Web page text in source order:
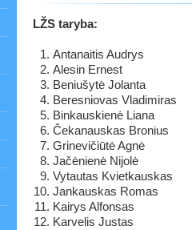
LŽS taryba:
Antanaitis Audrys
Alesin Ernest
Beniušytė Jolanta
Beresniovas Vladimiras
Binkauskienė Liana
Čekanauskas Bronius
Grinevičiūtė Agnė
Jačėnienė Nijolė
Vytautas Kvietkauskas
Jankauskas Romas
Kairys Alfonsas
Karvelis Justas